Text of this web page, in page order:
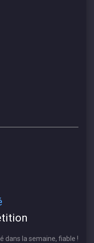
dans la semaine, fiable !